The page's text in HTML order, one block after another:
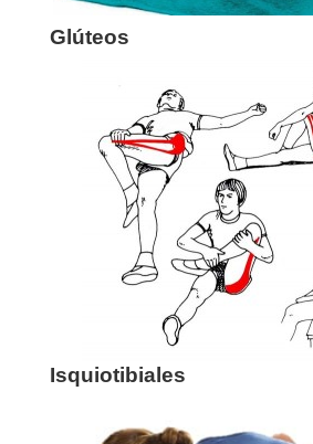
Glúteos
Isquiotibiales